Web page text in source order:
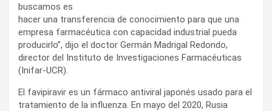
buscamos es
hacer una transferencia de conocimiento para que una
empresa farmacéutica con capacidad industrial pueda
producirlo”, dijo el doctor Germán Madrigal Redondo,
director del Instituto de Investigaciones Farmacéuticas
(Inifar-UCR).
El favipiravir es un fármaco antiviral japonés usado para el
tratamiento de la influenza. En mayo del 2020, Rusia